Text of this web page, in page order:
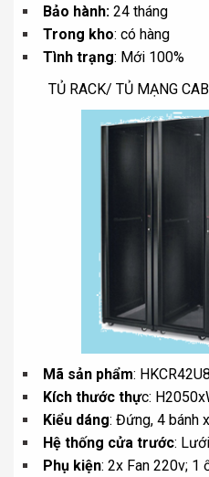
Bảo hành: 24 tháng
Trong kho: có hàng
Tình trạng: Mới 100%
TỦ RACK/ TỦ MẠNG
Mã sản phẩm:
Kích thước thực:
Kiểu dáng: Đứng, 4 bánh
Hệ thống cửa trước:
Phụ kiện: 2x Fan 220v; 1